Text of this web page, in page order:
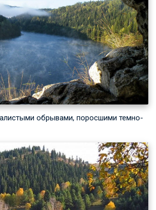
обрывами, поросшими темно-